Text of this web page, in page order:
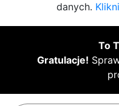
danych.
To
Gratulacje!